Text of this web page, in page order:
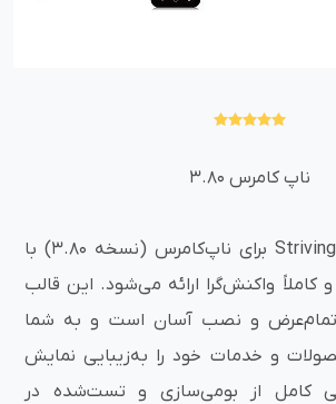
ناپ کامرس 3.80
قالب رایگان Striving Teal برای ناپ‌کامرس (نسخه 3.80) با
کاملاً واکنش‌گرا ارائه می‌شود. این قالب
تمام‌عرض و نصب آسان است و به شما
و خدمات خود را به‌زیبایی نمایش
کامل از بومی‌سازی و تست‌شده در